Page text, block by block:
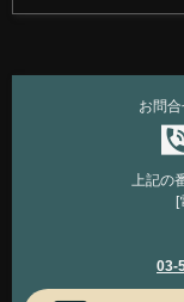
お問
上記の
[
03-